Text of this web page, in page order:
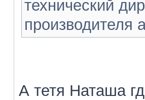
технический
производителя
А тетя Наташа